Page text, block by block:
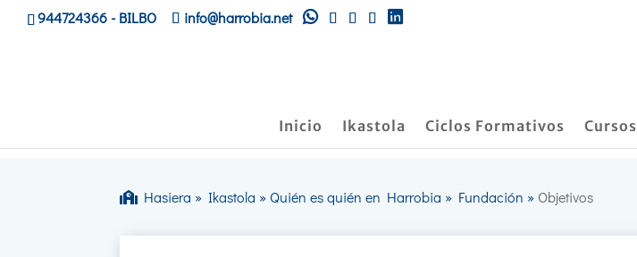
944724366- BILBO info@harrobia.net
Inicio Ikastola Ciclos Formativos Cursos
Hasiera »Ikastola »Quién es quién en Harrobia » Fundación » Objetivos